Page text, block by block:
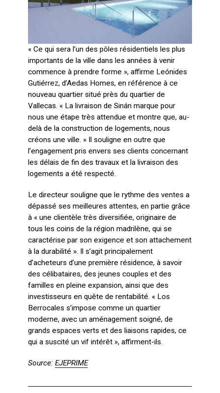
« Ce qui sera l’un des pôles résidentiels les plus
importants de la ville dans les années à venir
commence à prendre forme », affirme Leónides
Gutiérrez, d’Aedas Homes, en référence à ce
nouveau quartier situé près du quartier de
Vallecas. « La livraison de Sinán marque pour
nous une étape très attendue et montre que, au-
delà de la construction de logements, nous
créons une ville. » Il souligne en outre que
l’engagement pris envers ses clients concernant
les délais de fin des travaux et la livraison des
logements a été respecté.
Le directeur souligne que le rythme des ventes a
dépassé ses meilleures attentes, en partie grâce
à « une clientèle très diversifiée, originaire de
tous les coins de la région madrilène, qui se
caractérise par son exigence et son attachement
à la durabilité ». Il s’agit principalement
d’acheteurs d’une première résidence, à savoir
des célibataires, des jeunes couples et des
familles en pleine expansion, ainsi que des
investisseurs en quête de rentabilité. « Los
Berrocales s’impose comme un quartier
moderne, avec un aménagement soigné, de
grands espaces verts et des liaisons rapides, ce
qui a suscité un vif intérêt », affirment-ils.
Source: EJEPRIME